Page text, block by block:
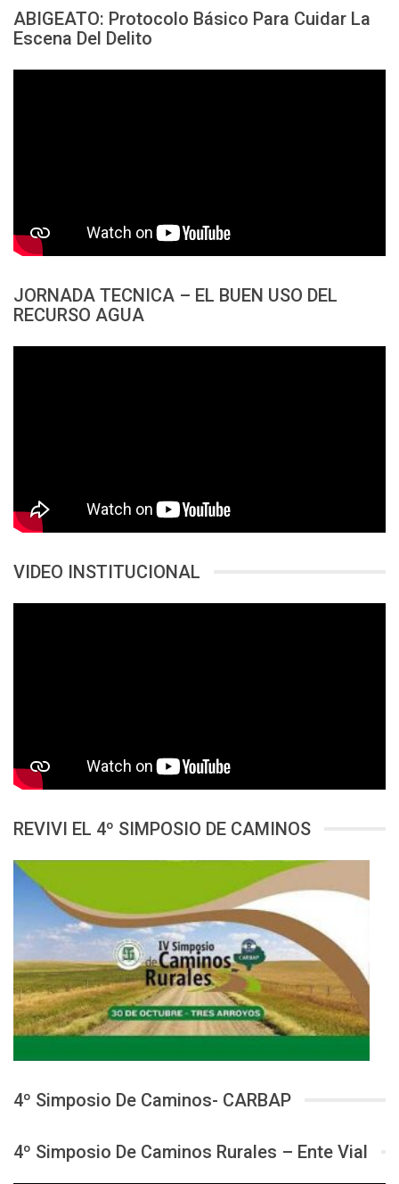
ABIGEATO: Protocolo Básico Para Cuidar La
Escena Del Delito
JORNADA TECNICA – EL BUEN USO DEL
RECURSO AGUA
VIDEO INSTITUCIONAL
REVIVI EL 4º SIMPOSIO DE CAMINOS
4º Simposio De Caminos- CARBAP
4º Simposio De Caminos Rurales – Ente Vial